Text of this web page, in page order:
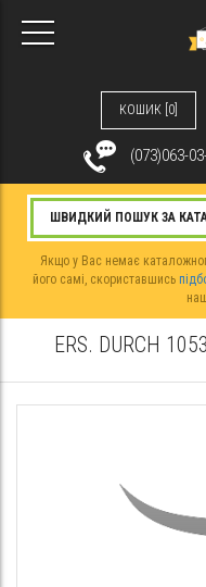
КОШИК [0]
(073)063-
Якщо у Вас немає
його самі, скориставшись
ERS. DURCH